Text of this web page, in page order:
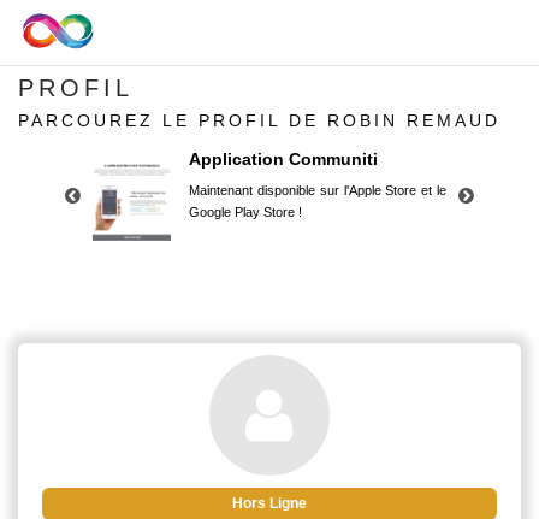
PROFIL
PARCOUREZ LE PROFIL DE ROBIN REMAUD
Application Communiti
Maintenant disponible sur l'Apple Store et le
Google Play Store !
Google Play Store !
Hors Ligne